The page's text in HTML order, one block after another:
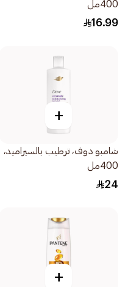
400مل
16.99
+
شامبو دوف، ترطيب بالسيراميد،
400مل
24
+